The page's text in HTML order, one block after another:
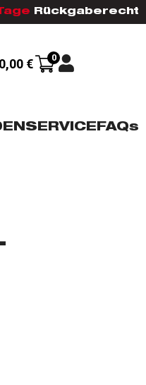
Rückgaberecht
0,00 € 0
FAQs